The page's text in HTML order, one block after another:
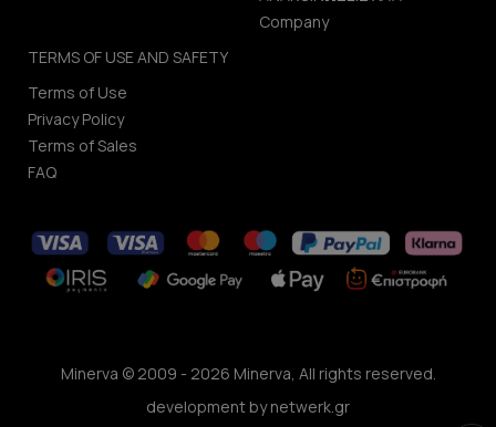
Company
TERMS OF USE AND SAFETY
Terms of Use
Privacy Policy
Terms of Sales
FAQ
Minerva © 2009 - 2026 Minerva, All rights reserved.
development bynetwerk.gr